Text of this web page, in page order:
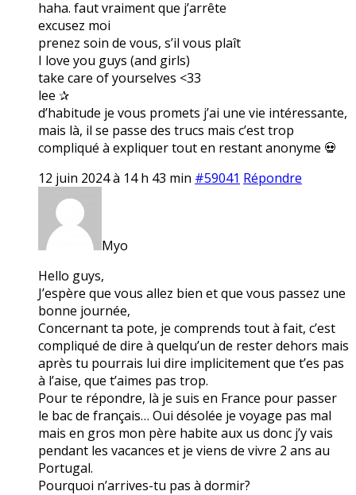
haha. faut vraiment que j’arrête
excusez moi
prenez soin de vous, s’il vous plaît
I love you guys (and girls)
take care of yourselves <33
lee ✰
d’habitude je vous promets j’ai une vie intéressante,
mais là, il se passe des trucs mais c’est trop
compliqué à expliquer tout en restant anonyme 💀
12 juin 2024 à 14 h 43 min #59041 Répondre
Myo
Hello guys,
J’espère que vous allez bien et que vous passez une
bonne journée,
Concernant ta pote, je comprends tout à fait, c’est
compliqué de dire à quelqu’un de rester dehors mais
après tu pourrais lui dire implicitement que t’es pas
à l’aise, que t’aimes pas trop.
Pour te répondre, là je suis en France pour passer
le bac de français… Oui désolée je voyage pas mal
mais en gros mon père habite aux us donc j’y vais
pendant les vacances et je viens de vivre 2 ans au
Portugal.
Pourquoi n’arrives-tu pas à dormir?